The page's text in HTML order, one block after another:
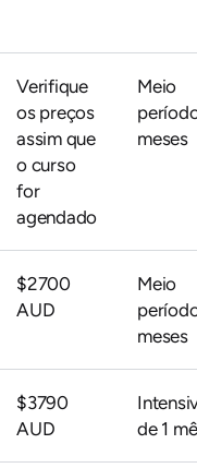
Verifique
os preços
assim que
o curso
for
agendado
Meio
meses
$2700
AUD
Meio
meses
$3790
AUD
de 1